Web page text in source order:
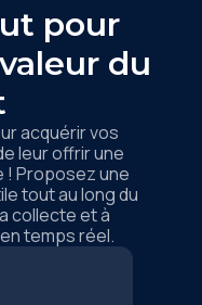
pour
du
acquérir vos
leur offrir une
Proposez une
tout au long du
collecte et à
temps réel.